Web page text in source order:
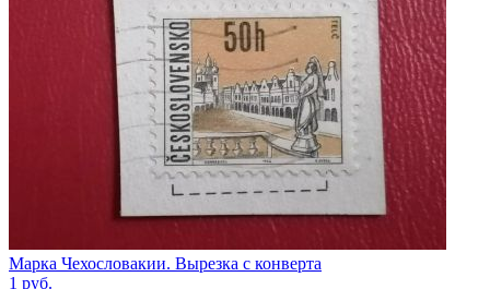
Марка Чехословакии. Вырезка с конверта
1 руб.